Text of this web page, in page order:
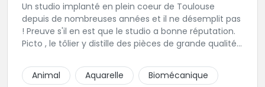
Un studio implanté en plein coeur de Toulouse
depuis de nombreuses années et il ne désemplit pas
! Preuve s'il en est que le studio a bonne réputation.
Picto , le tôlier y distille des pièces de grande qualité
irréprochable! "A.Raok"signifie "en avant" en gaelique,
comme un symbole! Foncez dans ce studio!
Animal Aquarelle
Biomécanique